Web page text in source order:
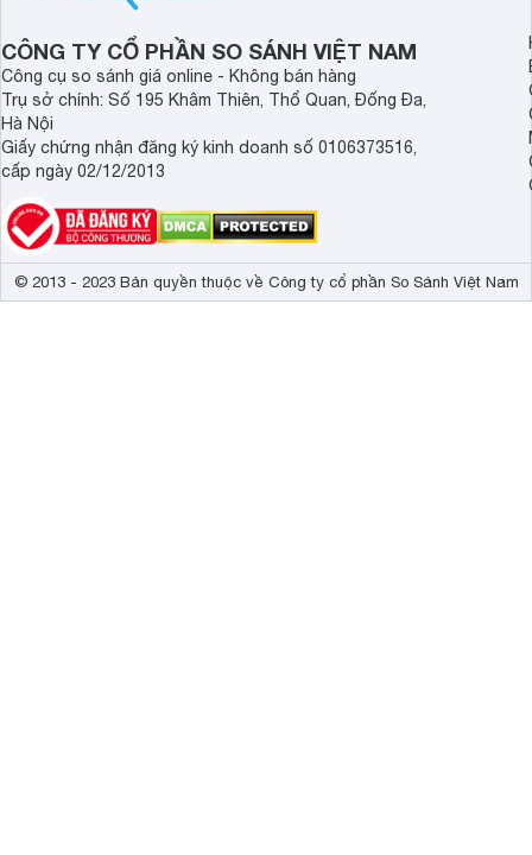
CÔNG TY CỔ PHẦN SO SÁNH VIỆT NAM
Công cụ so sánh giá online - Không bán hàng
Trụ sở chính: Số 195 Khâm Thiên, Thổ Quan, Đống Đa,
Hà Nội
Giấy chứng nhận đăng ký kinh doanh số 0106373516,
cấp ngày 02/12/2013
© 2013 - 2023 Bản quyền thuộc về Công ty cổ phần So Sánh Việt Nam